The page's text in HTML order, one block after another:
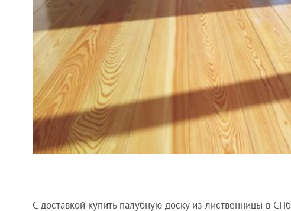
С доставкой купить палубную доску из лиственницы в